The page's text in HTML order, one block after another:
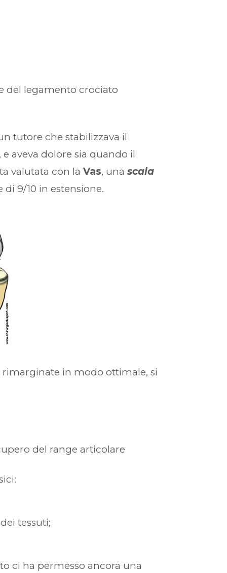
del legamento crociato
tutore che stabilizzava il
aveva dolore sia quando il
valutata con laVas, unascala
di 9/10 in estensione.
rimarginate in modo ottimale, si
del range articolare
tessuti;
ci ha permesso ancora una